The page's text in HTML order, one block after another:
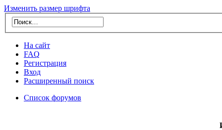
Изменить размер шрифта
На сайт
FAQ
Регистрация
Вход
Расширенный поиск
Список форумов